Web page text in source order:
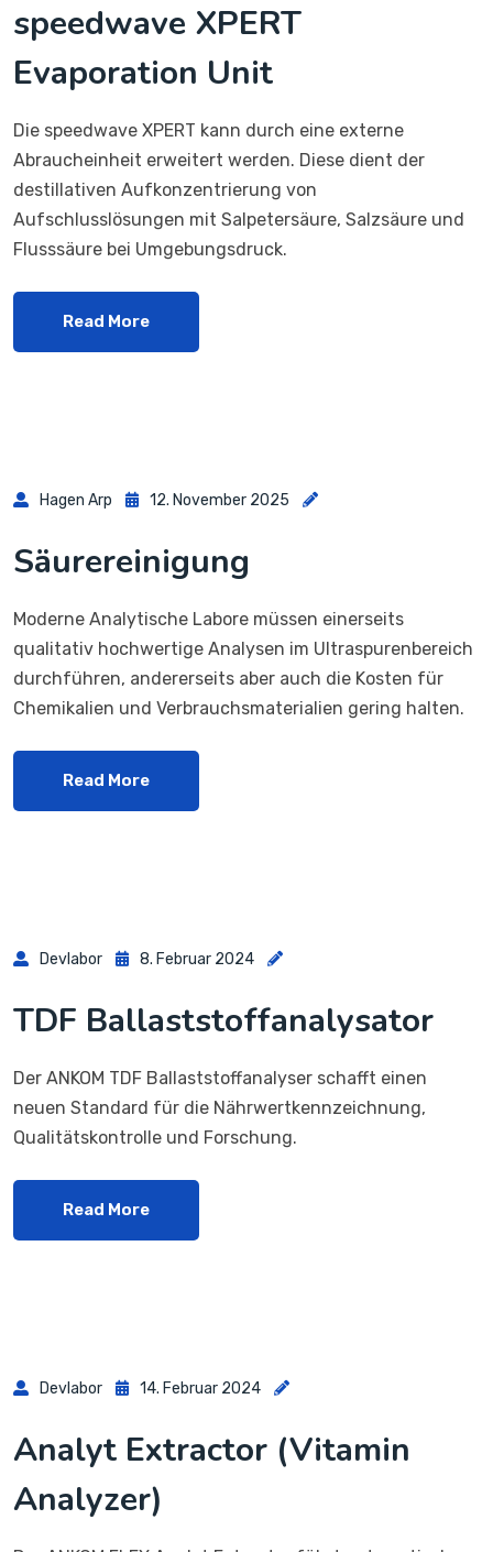
speedwave XPERT
Evaporation Unit
Die speedwave XPERT kann durch eine externe
Abraucheinheit erweitert werden. Diese dient der
destillativen Aufkonzentrierung von
Aufschlusslösungen mit Salpetersäure, Salzsäure und
Flusssäure bei Umgebungsdruck.
Read More
Hagen Arp 12. November 2025
Säurereinigung
Moderne Analytische Labore müssen einerseits
qualitativ hochwertige Analysen im Ultraspurenbereich
durchführen, andererseits aber auch die Kosten für
Chemikalien und Verbrauchsmaterialien gering halten.
Read More
Devlabor 8. Februar 2024
TDF Ballaststoffanalysator
Der ANKOM TDF Ballaststoffanalyser schafft einen
neuen Standard für die Nährwertkennzeichnung,
Qualitätskontrolle und Forschung.
Read More
Devlabor 14. Februar 2024
Analyt Extractor (Vitamin
Analyzer)